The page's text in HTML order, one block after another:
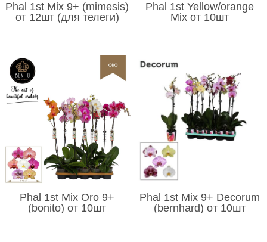
Phal 1st Mix 9+ (mimesis)
от 12шт (для телеги)
Phal 1st Yellow/orange
Mix от 10шт
Phal 1st Mix Oro 9+
(bonito) от 10шт
Phal 1st Mix 9+ Decorum
(bernhard) от 10шт